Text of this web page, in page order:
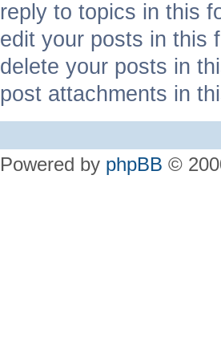
reply to topics in this
edit your posts in this
delete your posts in
post attachments in
Powered by phpBB ©